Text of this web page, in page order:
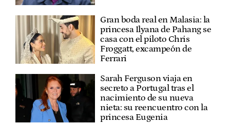
Gran boda real en Malasia: la
princesa Ilyana de Pahang se
casa con el piloto Chris
Froggatt, excampeón de
Ferrari
Sarah Ferguson viaja en
secreto a Portugal tras el
nacimiento de su nueva
nieta: su reencuentro con la
princesa Eugenia